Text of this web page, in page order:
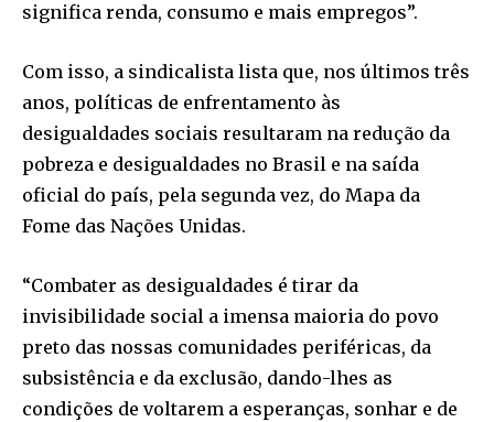
significa renda, consumo e mais empregos”.
Com isso, a sindicalista lista que, nos últimos três
anos, políticas de enfrentamento às
desigualdades sociais resultaram na redução da
pobreza e desigualdades no Brasil e na saída
oficial do país, pela segunda vez, do Mapa da
Fome das Nações Unidas.
“Combater as desigualdades é tirar da
invisibilidade social a imensa maioria do povo
preto das nossas comunidades periféricas, da
subsistência e da exclusão, dando-lhes as
condições de voltarem a esperanças, sonhar e de